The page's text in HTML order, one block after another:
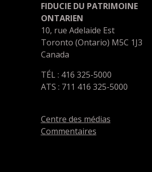
FIDUCIE DU PATRIMOINE
ONTARIEN
10, rue Adelaide Est
Toronto (Ontario) M5C 1J3
Canada
TÉL : 416 325-5000
ATS : 711 416 325-5000
Centre des médias
Commentaires